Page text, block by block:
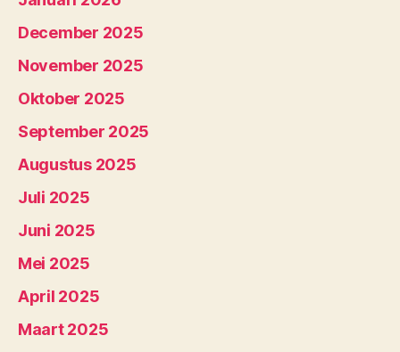
December 2025
November 2025
Oktober 2025
September 2025
Augustus 2025
Juli 2025
Juni 2025
Mei 2025
April 2025
Maart 2025